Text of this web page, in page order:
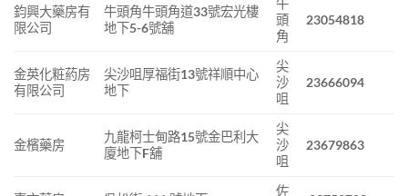
鈞興大藥房有
限公司
牛頭角牛頭角道33號宏光樓
地下5-6號舖
牛
頭
角
23054818
金英化粧葯房
有限公司
尖沙咀厚福街13號祥順中心
地下
尖
沙
咀
23666094
金檳藥房
九龍柯士甸路15號金巴利大
廈地下F舖
尖
沙
咀
23679863
佐